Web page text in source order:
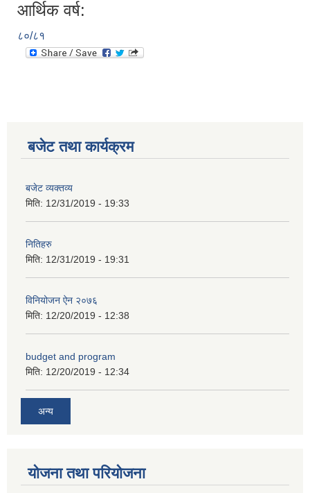
आर्थिक वर्ष:
८०/८१
बजेट तथा कार्यक्रम
बजेट व्यक्तव्य
मिति: 12/31/2019 - 19:33
नितिहरु
मिति: 12/31/2019 - 19:31
विनियोजन ऐन २०७६
मिति: 12/20/2019 - 12:38
budget and program
मिति: 12/20/2019 - 12:34
अन्य
योजना तथा परियोजना